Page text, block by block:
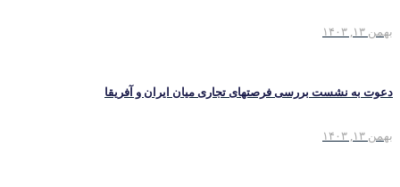
بهمن ۱۳, ۱۴۰۳
دعوت به نشست بررسی فرصتهای تجاری ميان ايران و آفريقا
بهمن ۱۳, ۱۴۰۳